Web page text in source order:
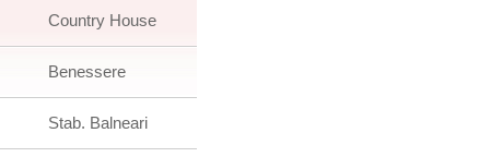
Country House
Benessere
Stab. Balneari